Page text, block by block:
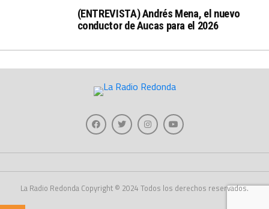
(ENTREVISTA) Andrés Mena, el nuevo
conductor de Aucas para el 2026
La Radio Redonda Copyright © 2024 Todos los derechos reservados.